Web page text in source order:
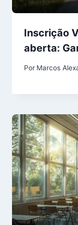
Inscrição
aberta:
Por Marcos